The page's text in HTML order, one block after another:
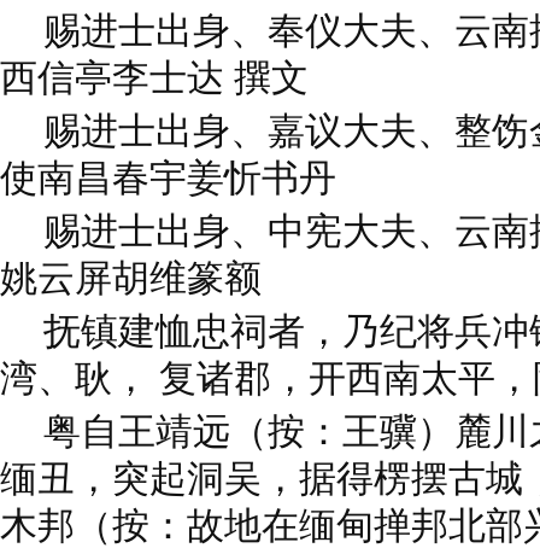
赐进士出身、奉仪大夫、云
西信亭李士达 撰文
赐进士出身、嘉议大夫、整
使南昌春宇姜忻书丹
赐进士出身、中宪大夫、云
姚云屏胡维篆额
抚镇建恤忠祠者，乃纪将兵
湾、耿， 复诸郡，开西南太平
粤自王靖远（按：王骥）麓
缅丑，突起洞吴，据得楞摆古城
木邦（按：故地在缅甸掸邦北部